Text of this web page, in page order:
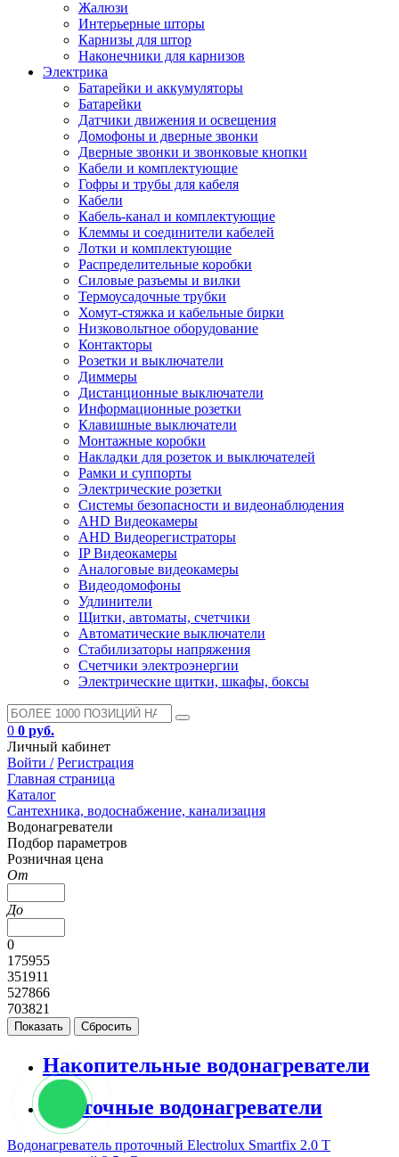
Жалюзи
Интерьерные шторы
Карнизы для штор
Наконечники для карнизов
Электрика
Батарейки и аккумуляторы
Батарейки
Датчики движения и освещения
Домофоны и дверные звонки
Дверные звонки и звонковые кнопки
Кабели и комплектующие
Гофры и трубы для кабеля
Кабели
Кабель-канал и комплектующие
Клеммы и соединители кабелей
Лотки и комплектующие
Распределительные коробки
Силовые разъемы и вилки
Термоусадочные трубки
Хомут-стяжка и кабельные бирки
Низковольтное оборудование
Контакторы
Розетки и выключатели
Диммеры
Дистанционные выключатели
Информационные розетки
Клавишные выключатели
Монтажные коробки
Накладки для розеток и выключателей
Рамки и суппорты
Электрические розетки
Системы безопасности и видеонаблюдения
AHD Видеокамеры
AHD Видеорегистраторы
IP Видеокамеры
Аналоговые видеокамеры
Видеодомофоны
Удлинители
Щитки, автоматы, счетчики
Автоматические выключатели
Стабилизаторы напряжения
Счетчики электроэнергии
Электрические щитки, шкафы, боксы
0 0 руб.
Личный кабинет
Войти / Регистрация
Главная страница
Каталог
Сантехника, водоснабжение, канализация
Водонагреватели
Подбор параметров
Розничная цена
От
До
0
175955
351911
527866
703821
Накопительные водонагреватели
Проточные водонагреватели
Водонагреватель проточный Electrolux Smartfix 2.0 T